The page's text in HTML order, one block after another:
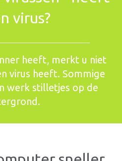
virus?
heeft, merkt u niet
virus heeft. Sommige
werk stilletjes op de